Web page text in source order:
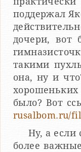
поддержал
дочери, вот
такими
она, ну и
было? Вот
rusalbom.ru/
Ну, а если
более